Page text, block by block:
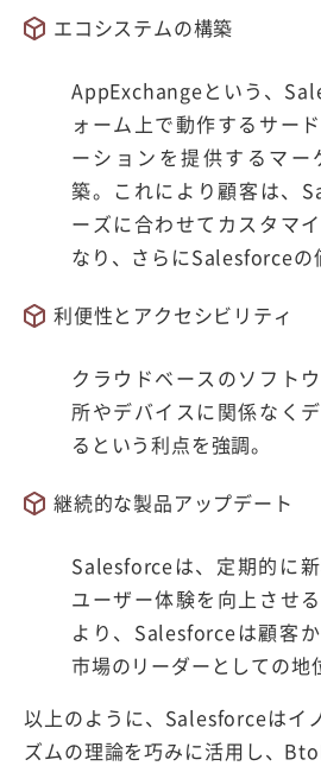
エコシステムの構築
AppExchangeという、
ォーム上で動作するサー
ーションを提供するマ
築。これにより顧客は、
ーズに合わせてカスタマ
なり、さらにSalesforceの
利便性とアクセシビリティ
クラウドベースのソフト
所やデバイスに関係なく
るという利点を強調。
継続的な製品アップデート
Salesforceは、定期的に新
ユーザー体験を向上させ
より、Salesforceは顧客か
市場のリーダーとしての地
以上のように、Salesforceはイ
ズムの理論を巧みに活用し、